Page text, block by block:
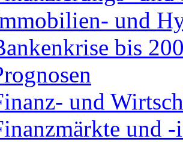
und
bis
und
und